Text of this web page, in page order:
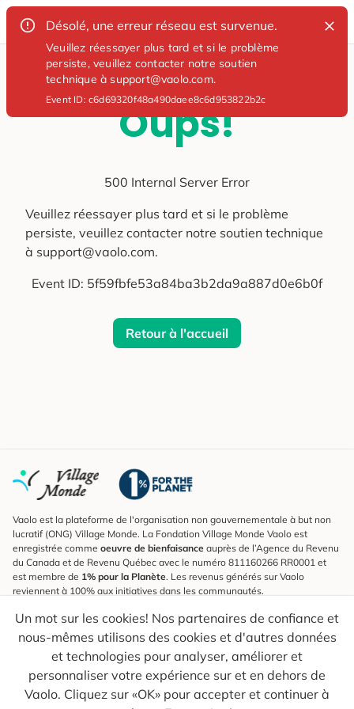
Désolé, une erreur réseau est survenue.
Veuillez réessayer plus tard et si le problème
persiste, veuillez contacter notre soutien
technique à support@vaolo.com.
Event ID:c6d69320f48a490daee8c6d953822b2c
Oups!
500 Internal Server Error
Veuillez réessayer plus tard et si le problème
persiste, veuillez contacter notre soutien technique
à support@vaolo.com.
Event ID: 5f59fbfe53a84ba3b2da9a887d0e6b0f
Retour à l'accueil
Un mot sur les cookies! Nos partenaires de confiance et
nous-mêmes utilisons des cookies et d'autres données
et technologies pour analyser, améliorer et
personnaliser votre expérience sur et en dehors de
Vaolo. Cliquez sur «OK» pour accepter et continuer à
Vaolo est la plateforme de l'organisation non gouvernementale à but non
lucratif (ONG) Village Monde. La Fondation Village Monde Vaolo est
enregistrée comme oeuvre de bienfaisance auprès de l’Agence du Revenu
du Canada et de Revenu Québec avec le numéro 811160266 RR0001 et
est membre de 1% pour la Planète. Les revenus générés sur Vaolo
reviennent à 100% aux initiatives dans les communautés.
S'inscrire à l'infolettre
Pour connaître les nouveautés, suivre nos explorateurs et recevoir des
astuces pour des voyages plus conscients.
Ton courriel Envoyer